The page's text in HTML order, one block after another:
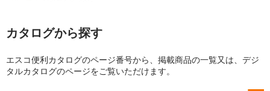
カタログから探す
エスコ便利カタログのページ番号から、掲載商品の一覧又は、デジ
タルカタログのページをご覧いただけます。